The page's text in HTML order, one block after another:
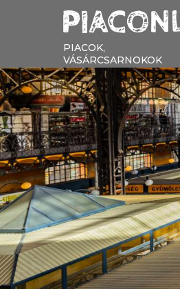
PIACOK,
VÁSÁRCSARNOKOK